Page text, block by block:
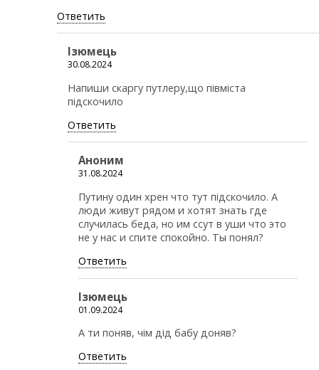
Ответить
Ізюмець
30.08.2024
Напиши скаргу путлеру,що півміста
підскочило
Ответить
Аноним
31.08.2024
Путину один хрен что тут пiдскочило. А
люди живут рядом и хотят знать где
случилась беда, но им ссут в уши что это
не у нас и спите спокойно. Ты понял?
Ответить
Ізюмець
01.09.2024
А ти поняв, чім дід бабу доняв?
Ответить